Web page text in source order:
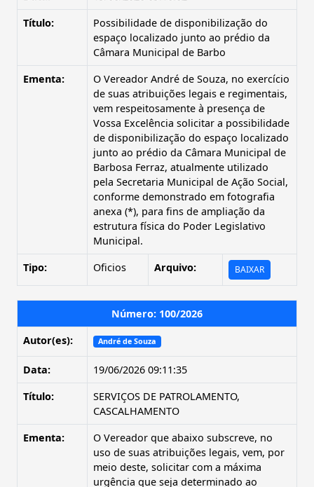
Título:
Possibilidade de disponibilização do
espaço localizado junto ao prédio da
Câmara Municipal de Barbo
Ementa:
O Vereador André de Souza, no exercício
de suas atribuições legais e regimentais,
vem respeitosamente à presença de
Vossa Excelência solicitar a possibilidade
de disponibilização do espaço localizado
junto ao prédio da Câmara Municipal de
Barbosa Ferraz, atualmente utilizado
pela Secretaria Municipal de Ação Social,
conforme demonstrado em fotografia
anexa (*), para fins de ampliação da
estrutura física do Poder Legislativo
Municipal.
Tipo:
Oficios Arquivo: BAIXAR
Número: 100/2026
Autor(es):
André de Souza
Data:
19/06/2026 09:11:35
Título:
SERVIÇOS DE PATROLAMENTO,
CASCALHAMENTO
Ementa:
O Vereador que abaixo subscreve, no
uso de suas atribuições legais, vem, por
meio deste, solicitar com a máxima
urgência que seja determinado ao